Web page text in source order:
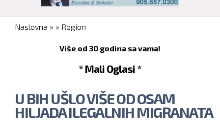
You are here
Naslovna » » Region
Više od 30 godina sa vama!
* Mali Oglasi *
U BIH UŠLO VIŠE OD OSAM
HILJADA ILEGALNIH MIGRANATA